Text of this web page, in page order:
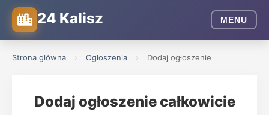
24 Kalisz MENU
Strona główna › Ogłoszenia › Dodaj ogłoszenie
Dodaj ogłoszenie całkowicie